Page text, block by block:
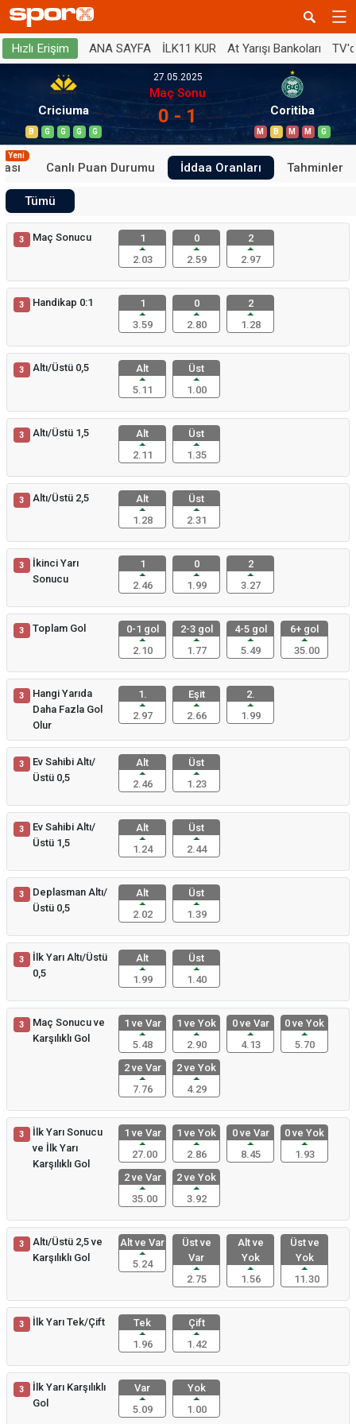
Hızlı Erişim ANA SAYFA İLK11 KUR At Yarışı Bankoları
Criciuma
B G G G G
27.05.2025
Maç Sonu
0 - 1 Coritiba
M B M M G
Yeni
Canlı Puan Durumu İddaa Oranları Tahminler
Tümü
3 Maç Sonucu
1
2.03
0
2.59
2
2.97
3 Handikap 0:1
1
3.59
0
2.80
2
1.28
3 Altı/Üstü 0,5
Alt
5.11
Üst
1.00
3 Altı/Üstü 1,5
Alt
2.11
Üst
1.35
3 Altı/Üstü 2,5
Alt
1.28
Üst
2.31
3
İkinci Yarı
Sonucu
1
2.46
0
1.99
2
3.27
3 Toplam Gol
0-1 gol
2.10
2-3 gol
1.77
4-5 gol
5.49
6+ gol
35.00
3
Hangi Yarıda
Daha Fazla Gol
Olur
1.
2.97
Eşit
2.66
2.
1.99
3
Ev Sahibi Altı/
Üstü 0,5
Alt
2.46
Üst
1.23
3
Ev Sahibi Altı/
Üstü 1,5
Alt
1.24
Üst
2.44
3
Deplasman Altı/
Üstü 0,5
Alt
2.02
Üst
1.39
3
İlk Yarı Altı/Üstü
0,5
Alt
1.99
Üst
1.40
3
Maç Sonucu ve
Karşılıklı Gol
1 ve Var
5.48
1 ve Yok
2.90
0 ve Var
4.13
0 ve Yok
5.70
2 ve Var
7.76
2 ve Yok
4.29
3
İlk Yarı Sonucu
ve İlk Yarı
Karşılıklı Gol
1 ve Var
27.00
1 ve Yok
2.86
0 ve Var
8.45
0 ve Yok
1.93
2 ve Var
35.00
2 ve Yok
3.92
3
Altı/Üstü 2,5 ve
Karşılıklı Gol
Alt ve Var
5.24
Üst ve
Var
2.75
Alt ve
Yok
1.56
Üst ve
Yok
11.30
3 İlk Yarı Tek/Çift
Tek
1.96
Çift
1.42
3
İlk Yarı Karşılıklı
Gol
Var
5.09
Yok
1.00